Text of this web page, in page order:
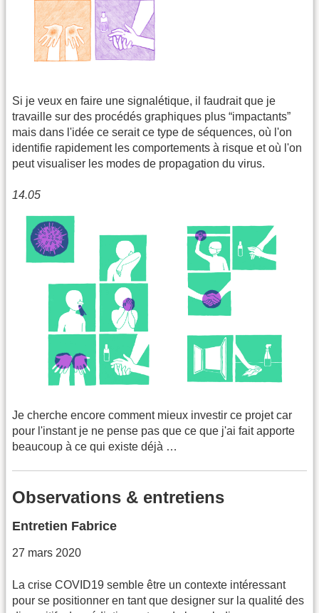
Si je veux en faire une signalétique, il faudrait que je
travaille sur des procédés graphiques plus “impactants”
mais dans l'idée ce serait ce type de séquences, où l'on
identifie rapidement les comportements à risque et où l'on
peut visualiser les modes de propagation du virus.
14.05
Je cherche encore comment mieux investir ce projet car
pour l'instant je ne pense pas que ce que j'ai fait apporte
beaucoup à ce qui existe déjà …
Observations & entretiens
Entretien Fabrice
27 mars 2020
La crise COVID19 semble être un contexte intéressant
pour se positionner en tant que designer sur la qualité des